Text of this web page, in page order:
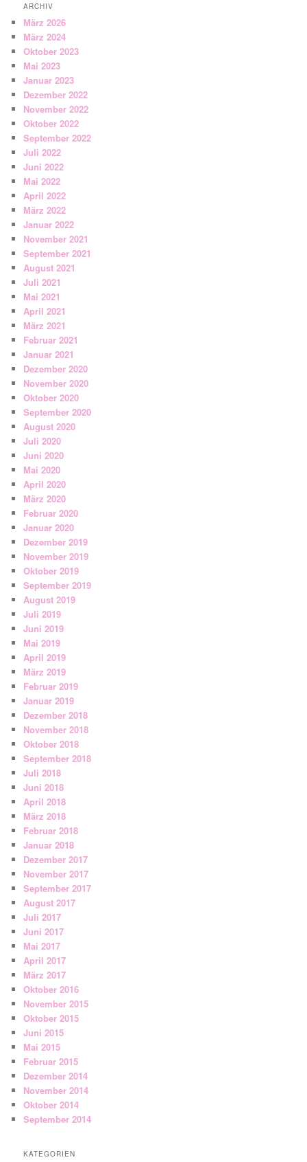
ARCHIV
März 2026
März 2024
Oktober 2023
Mai 2023
Januar 2023
Dezember 2022
November 2022
Oktober 2022
September 2022
Juli 2022
Juni 2022
Mai 2022
April 2022
März 2022
Januar 2022
November 2021
September 2021
August 2021
Juli 2021
Mai 2021
April 2021
März 2021
Februar 2021
Januar 2021
Dezember 2020
November 2020
Oktober 2020
September 2020
August 2020
Juli 2020
Juni 2020
Mai 2020
April 2020
März 2020
Februar 2020
Januar 2020
Dezember 2019
November 2019
Oktober 2019
September 2019
August 2019
Juli 2019
Juni 2019
Mai 2019
April 2019
März 2019
Februar 2019
Januar 2019
Dezember 2018
November 2018
Oktober 2018
September 2018
Juli 2018
Juni 2018
April 2018
März 2018
Februar 2018
Januar 2018
Dezember 2017
November 2017
September 2017
August 2017
Juli 2017
Juni 2017
Mai 2017
April 2017
März 2017
Oktober 2016
November 2015
Oktober 2015
Juni 2015
Mai 2015
Februar 2015
Dezember 2014
November 2014
Oktober 2014
September 2014
KATEGORIEN